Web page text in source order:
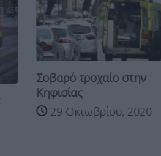
Σοβαρό τροχαίο στην
Κηφισίας
29 Οκτωβρίου, 2020